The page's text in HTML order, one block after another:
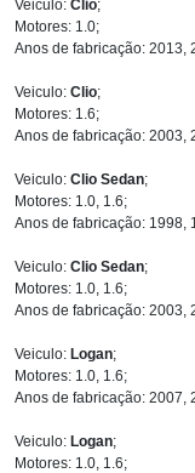
Veiculo: Clio;
Motores: 1.0;
Anos de fabricação: 2013,
Veiculo: Clio;
Motores: 1.6;
Anos de fabricação: 2003,
Veiculo: Clio Sedan;
Motores: 1.0, 1.6;
Anos de fabricação: 1998,
Veiculo: Clio Sedan;
Motores: 1.0, 1.6;
Anos de fabricação: 2003,
Veiculo: Logan;
Motores: 1.0, 1.6;
Anos de fabricação: 2007,
Veiculo: Logan;
Motores: 1.0, 1.6;